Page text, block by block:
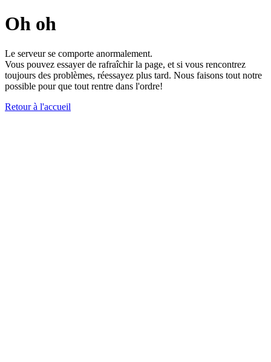
Oh oh
Le serveur se comporte anormalement.
Vous pouvez essayer de rafraîchir la page, et si vous rencontrez
toujours des problèmes, réessayez plus tard. Nous faisons tout notre
possible pour que tout rentre dans l'ordre!
Retour à l'accueil